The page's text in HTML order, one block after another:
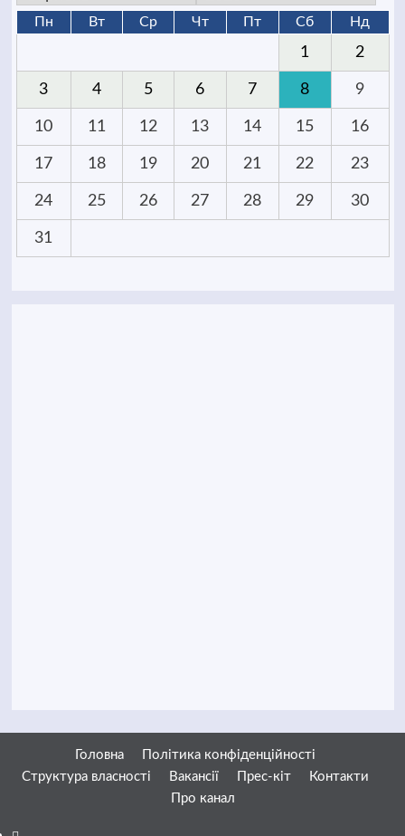
Пн Вт Ср Чт Пт Сб Нд
1 2
3 4 5 6 7 8 9
10 11 12 13 14 15 16
17 18 19 20 21 22 23
24 25 26 27 28 29 30
31
Головна
Політика конфіденційності
Структура власності
Вакансії Прес-кіт
Контакти
Про канал